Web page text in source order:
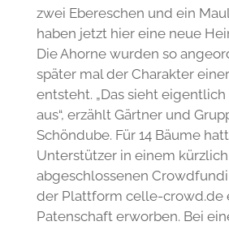
zwei Ebereschen und ein
haben jetzt hier eine neue
Die Ahorne wurden so
später mal der Charakter
entsteht. „Das sieht
aus“, erzählt Gärtner und
Schöndube. Für 14 Bäume
Unterstützer in einem kürzlich
abgeschlossenen
der Plattform celle-crowd.de
Patenschaft erworben. Bei